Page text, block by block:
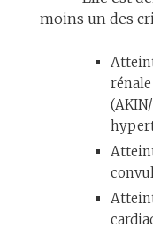
moins un des